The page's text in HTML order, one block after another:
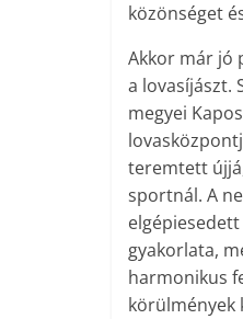
közönséget
Akkor már jó
a lovasíjászt.
megyei
teremtett
sportnál. A
gyakorlata,
harmonikus
körülmények